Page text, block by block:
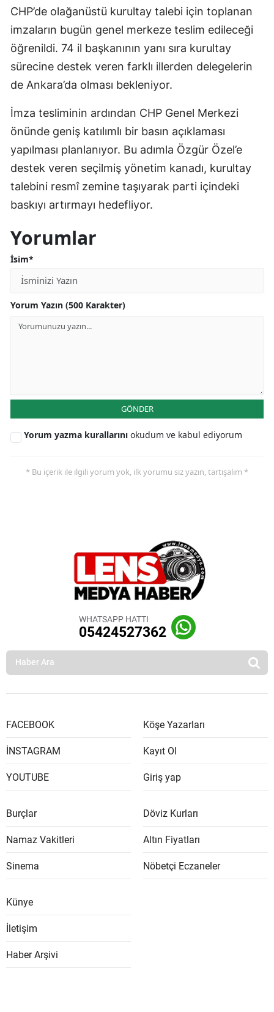
CHP’de olağanüstü kurultay talebi için toplanan
imzaların bugün genel merkeze teslim edileceği
öğrenildi. 74 il başkanının yanı sıra kurultay
sürecine destek veren farklı illerden delegelerin
de Ankara’da olması bekleniyor.
İmza tesliminin ardından CHP Genel Merkezi
önünde geniş katılımlı bir basın açıklaması
yapılması planlanıyor. Bu adımla Özgür Özel’e
destek veren seçilmiş yönetim kanadı, kurultay
talebini resmî zemine taşıyarak parti içindeki
baskıyı artırmayı hedefliyor.
Yorumlar
İsim*
Yorum Yazın (500 Karakter)
GÖNDER
Yorum yazma kurallarını okudum ve kabul ediyorum
* Bu içerik ile ilgili yorum yok, ilk yorumu siz yazın, tartışalım *
WHATSAPP HATTI
05424527362
FACEBOOK
İNSTAGRAM
YOUTUBE
Köşe Yazarları
Kayıt Ol
Giriş yap
Burçlar
Namaz Vakitleri
Sinema
Döviz Kurları
Altın Fiyatları
Nöbetçi Eczaneler
Künye
İletişim
Haber Arşivi